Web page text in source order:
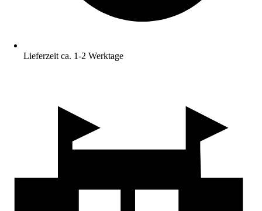
Lieferzeit ca. 1-2 Werktage